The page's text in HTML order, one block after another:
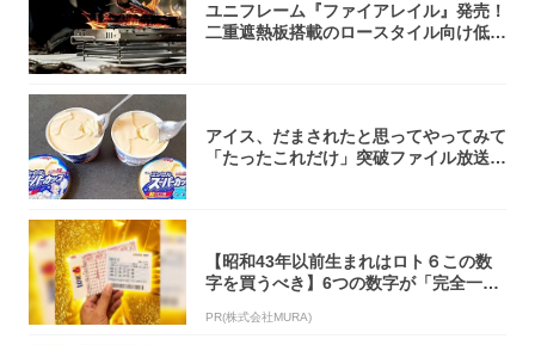
ユニフレーム『ファイアレイル』発売！
二重遮熱板搭載のロースタイル向け低型
アイス、だまされたと思ってやってみて
「たったこれだけ」突破ファイル放送で
【昭和43年以前生まれはロト６この数
字を買うべき】6つの数字が「完全一
PR(株式会社MURA)